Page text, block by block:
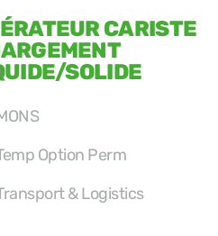
CARISTE
SOLIDE
Option Perm
& Logistics